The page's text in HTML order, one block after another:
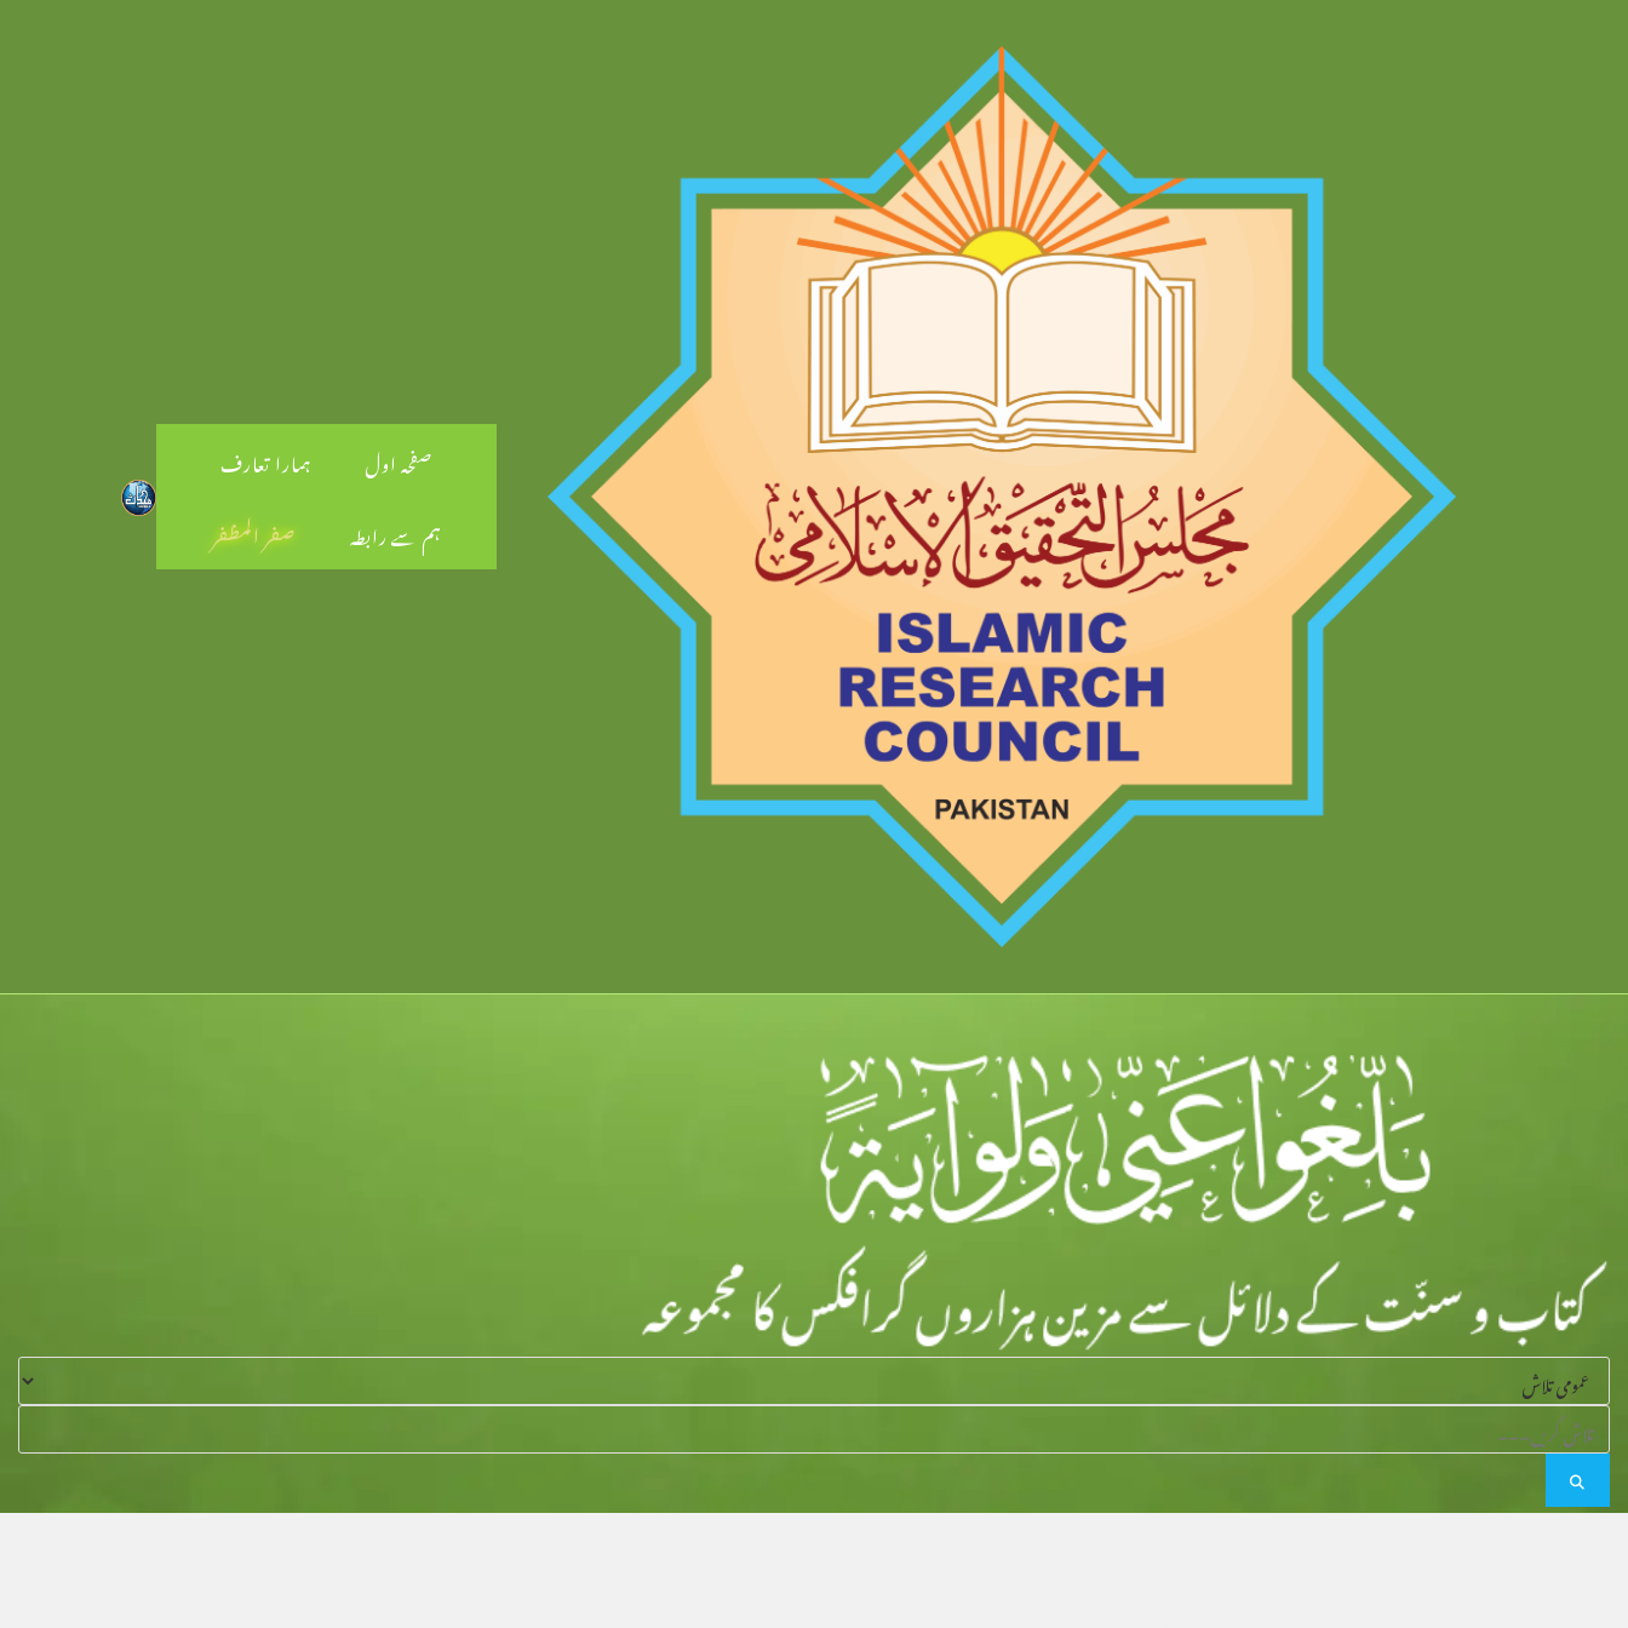
صفحہ اول
ہمارا تعارف
ہم سے رابطہ
صفر المظفر